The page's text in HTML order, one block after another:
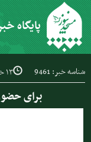
پایگاه
شناسه خبر: 9461 ۱۳ خرداد ۱۳۹۸ - ۲۳:۱۵
برای